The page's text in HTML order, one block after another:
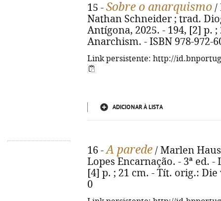
15 - Sobre o anarquismo /
Nathan Schneider ; trad.
Antígona, 2025. - 194, [2] p.
Anarchism. - ISBN 978-972-
Link persistente: http://
ADICIONAR À LISTA
16 -A parede / Marlen
Lopes Encarnação. - 3ª ed.
[4] p. ; 21 cm. - Tít. orig.: Die
0